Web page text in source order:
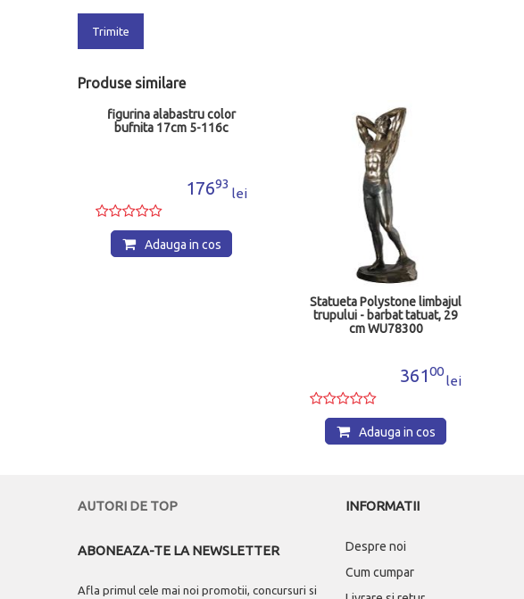
Trimite
Produse similare
figurina alabastru color
bufnita 17cm 5-116c
17693
lei
Adauga in cos
Statueta Polystone limbajul
trupului - barbat tatuat, 29
cm WU78300
36100
lei
Adauga in cos
AUTORI DE TOP
ABONEAZA-TE LA NEWSLETTER
Afla primul cele mai noi promotii, concursuri si
INFORMATII
Despre noi
Cum cumpar